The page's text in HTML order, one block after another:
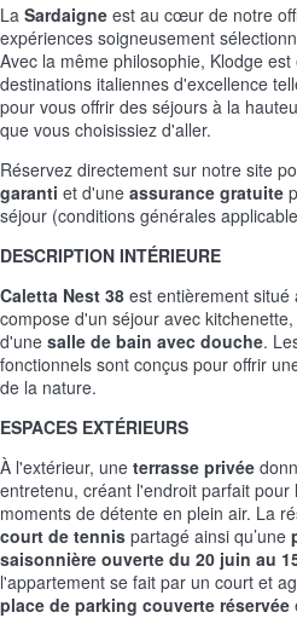
La Sardaigne est au cœur de notre
expériences soigneusement
Avec la même philosophie, Klodge
destinations italiennes d'excellence
pour vous offrir des séjours à la
que vous choisissiez d'aller.
Réservez directement sur notre site
garanti et d'une assurance gratuite
séjour (conditions générales
DESCRIPTION INTÉRIEURE
Caletta Nest 38 est entièrement
compose d'un séjour avec
d'une salle de bain avec douche.
fonctionnels sont conçus pour offrir
de la nature.
ESPACES EXTÉRIEURS
À l'extérieur, une terrasse privée
entretenu, créant l'endroit parfait
moments de détente en plein air. La
court de tennis partagé ainsi qu’une
saisonnière ouverte du 20 juin au
l'appartement se fait par un court et
place de parking couverte réservée